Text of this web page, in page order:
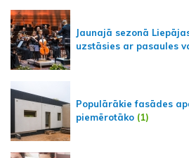
Jaunajā sezonā
uzstāsies ar pasaules
Populārākie fasādes
piemērotāko (1)